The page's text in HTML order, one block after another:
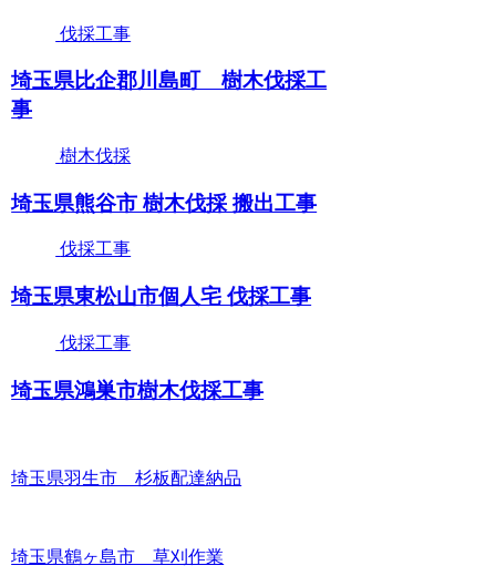
伐採工事
埼玉県比企郡川島町 樹木伐採工
事
樹木伐採
埼玉県熊谷市 樹木伐採 搬出工事
伐採工事
埼玉県東松山市個人宅 伐採工事
伐採工事
埼玉県鴻巣市樹木伐採工事
埼玉県羽生市 杉板配達納品
埼玉県鶴ヶ島市 草刈作業